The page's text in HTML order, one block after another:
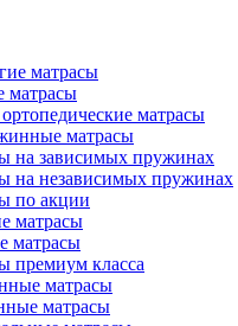
матрасы
матрасы
матрасы
матрасы
на зависимых пружинах
на независимых пружинах
по акции
матрасы
матрасы
премиум класса
матрасы
матрасы